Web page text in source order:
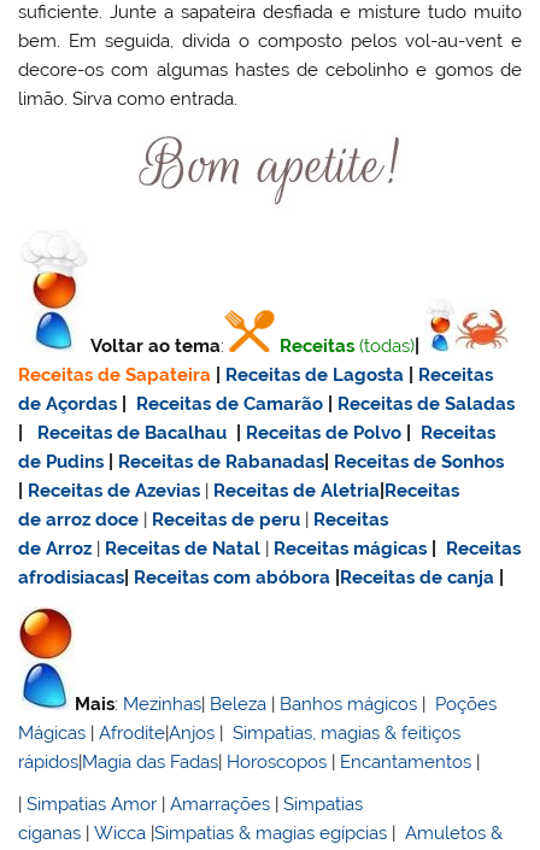
suficiente. Junte a sapateira desfiada e misture tudo muito
bem. Em seguida, divida o composto pelos vol-au-vent e
decore-os com algumas hastes de cebolinho e gomos de
limão. Sirva como entrada.
Voltar ao tema: Receitas (todas)
Receitas de Sapateira
Receitas de Lagosta
Receitas
de Açordas
Receitas de Camarão
Receitas de Saladas
Receitas de Bacalhau Receitas de Polvo
Receitas
de Pudins
Receitas de Rabanadas
Receitas de Sonhos
Receitas de Azevias Receitas de Aletria Receitas
dearroz doce Receitas de peru
Receitas
de Arroz
Receitas de Natal Receitas mágicas
Receitas
afrodisiacas
Receitas com abóbora Receitas de canja
Mais: Mezinhas| Beleza | Banhos mágicos | Poções
Mágicas |Afrodite|Anjos |Simpatias, magias & feitiços
rápidos|Magia das Fadas| Horoscopos | Encantamentos |
|Simpatias Amor |Amarrações |Simpatias
ciganas |Wicca |Simpatias & magias egípcias |Amuletos &